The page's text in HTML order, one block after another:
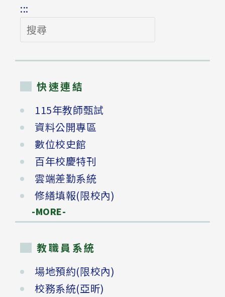
:::
搜
尋
快速連結
115年教師甄試
資料公開專區
數位校史館
百年校慶特刊
雲端差勤系統
修繕填報(限校內)
-MORE-
教職員系統
場地預約(限校內)
校務系統(亞昕)